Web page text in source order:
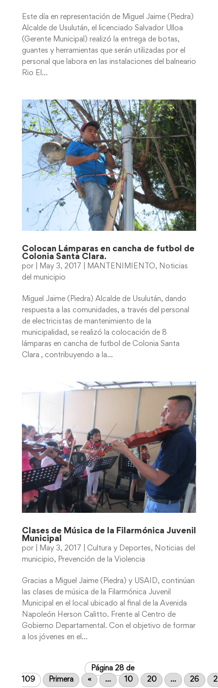
Este día en representación de Miguel Jaime (Piedra)
Alcalde de Usulután, el licenciado Salvador Ulloa
(Gerente Municipal) realizó la entrega de botas,
guantes y herramientas que serán utilizadas por el
personal que labora en las instalaciones del balneario
Rio El...
Colocan Lámparas en cancha de futbol de
Colonia Santa Clara.
por May 3, 2017 MANTENIMIENTO,
Noticias
del municipio
Miguel Jaime (Piedra) Alcalde de Usulután, dando
respuesta a las comunidades, a través del personal
de electricistas de mantenimiento de la
municipalidad, se realizó la colocación de 8
lámparas en cancha de futbol de Colonia Santa
Clara , contribuyendo a la...
Clases de Música de la Filarmónica Juvenil
Municipal
por May 3, 2017 Cultura y Deportes, Noticias del
municipio, Prevención de la Violencia
Gracias a Miguel Jaime (Piedra) y USAID, continúan
las clases de música de la Filarmónica Juvenil
Municipal en el local ubicado al final de la Avenida
Napoleón Herson Calitto. Frente al Centro de
Gobierno Departamental. Con el objetivo de formar
a los jóvenes en el...
Página 28 de
109
Primera « ... 10 20 ... 26